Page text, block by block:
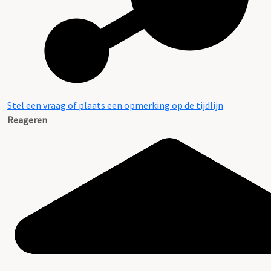
Stel een vraag of plaats een opmerking op de tijdlijn
Reageren